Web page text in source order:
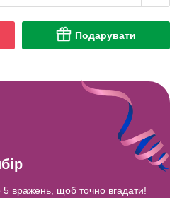
Подарувати
вражень, щоб точно вгадати!